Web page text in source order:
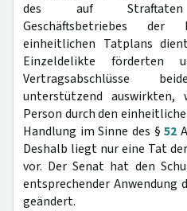
des auf Straftaten
Geschäftsbetriebes der
einheitlichen Tatplans
Einzeldelikte
Vertragsabschlüsse
unterstützend
Person durch den
Handlung im Sinne des §52
Deshalb liegt nur eine Tat
vor. Der Senat hat den
entsprechender Anwendung
geändert.